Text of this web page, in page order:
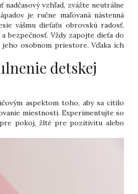
vzhľad, zvážte neutrálne
je ručne maľovaná nástenná
vášmu dieťaťu obrovskú radosť.
bezpečnosť. Vždy zapojte dieťa do
osobnom priestore. Vďaka ich
detskej
aspektom toho, aby sa cítilo
miestnosti. Experimentujte so
pre pokoj, žlté pre pozitivitu alebo